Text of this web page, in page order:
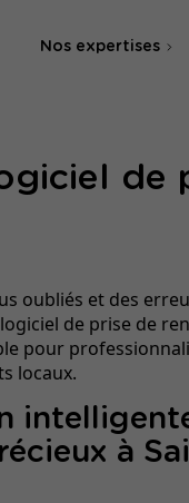
Nos expertises
Agence SEA &
de
oubliés et des
de prise de
pour
locaux.
à